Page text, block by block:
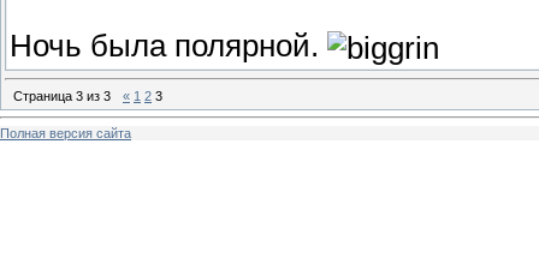
Ночь была полярной.
Страница 3 из 3 « 1 2 3
Полная версия сайта